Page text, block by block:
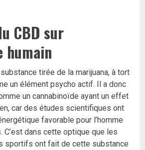
CBD sur
humain
tirée de la marijuana, à tort
un élément psycho actif. Il a donc
un cannabinoïde ayant un effet
car des études scientifiques ont
favorable pour l’homme
C’est dans cette optique que les
sportifs ont fait de cette substance